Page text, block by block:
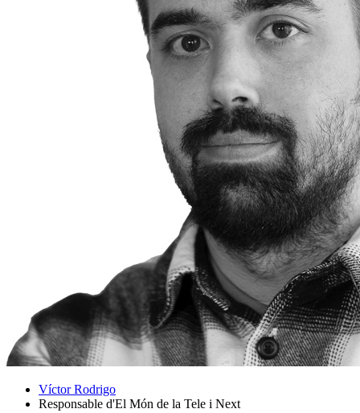
Víctor Rodrigo
Responsable d'El Món de la Tele i Next